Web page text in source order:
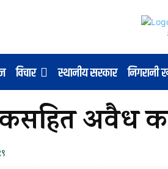
विचार स्थानीय सरकार निगरानी
अवैध